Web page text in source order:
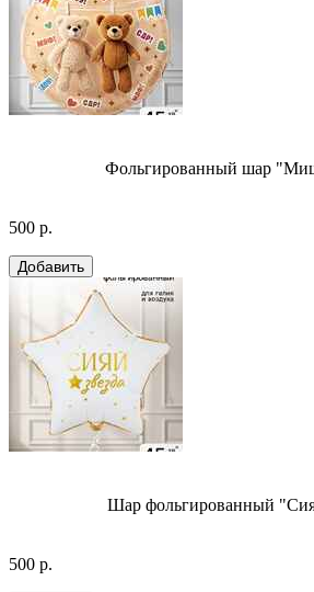
Фольгированный шар
500 р.
Шар фольгированный
500 р.